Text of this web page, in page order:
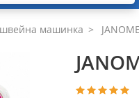
швейна машинка